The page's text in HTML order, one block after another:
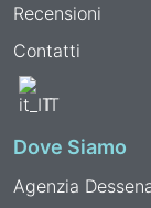
Recensioni
Contatti
IT
Dove Siamo
Agenzia